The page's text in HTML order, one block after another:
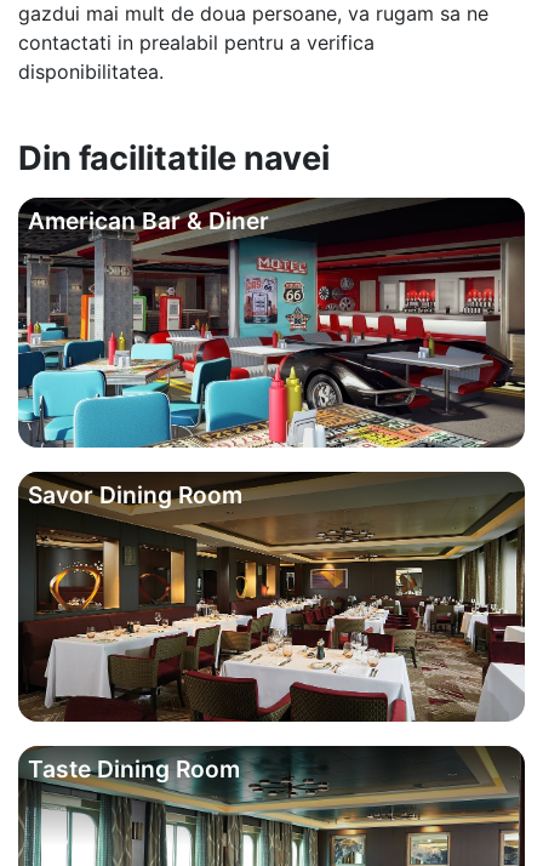
gazdui mai mult de doua persoane, va rugam sa ne
contactati in prealabil pentru a verifica
disponibilitatea.
Din facilitatile navei
American Bar & Diner
Savor Dining Room
Taste Dining Room